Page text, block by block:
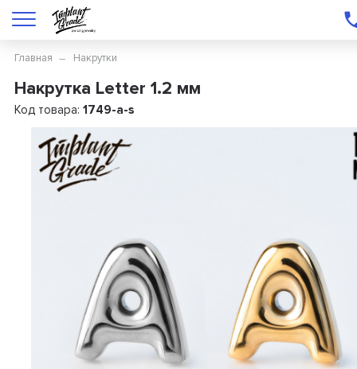
Главная Накрутки
Накрутка Letter 1.2 мм
Код товара:1749-a-s